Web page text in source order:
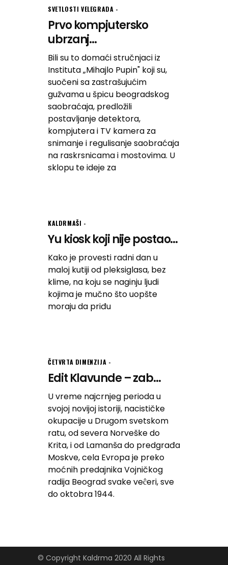
SVETLOSTI VELEGRADA
Prvo kompjutersko
ubrzanj...
Bili su to domaći stručnjaci iz
Instituta „Mihajlo Pupin" koji su,
suočeni sa zastrašujućim
gužvama u špicu beogradskog
saobraćaja, predložili
postavljanje detektora,
kompjutera i TV kamera za
snimanje i regulisanje saobraćaja
na raskrsnicama i mostovima. U
sklopu te ideje za
KALDRMAŠI
Yu kiosk koji nije postao...
Kako je provesti radni dan u
maloj kutiji od pleksiglasa, bez
klime, na koju se naginju ljudi
kojima je mučno što uopšte
moraju da priđu
ČETVRTA DIMENZIJA
Edit Klavunde – zab...
U vreme najcrnjeg perioda u
svojoj novijoj istoriji, nacističke
okupacije u Drugom svetskom
ratu, od severa Norveške do
Krita, i od Lamanša do predgrađa
Moskve, cela Evropa je preko
moćnih predajnika Vojničkog
radija Beograd svake veĉeri, sve
do oktobra 1944.
© Copyright Kaldrma 2020 All Rights